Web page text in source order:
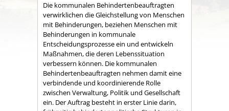
Die kommunalen Behindertenbeauftragten
verwirklichen die Gleichstellung von Menschen
mit Behinderungen, beziehen Menschen mit
Behinderungen in kommunale
Entscheidungsprozesse ein und entwickeln
Maßnahmen, die deren Lebenssituation
verbessern können. Die kommunalen
Behindertenbeauftragten nehmen damit eine
verbindende und koordinierende Rolle
zwischen Verwaltung, Politik und Gesellschaft
ein. Der Auftrag besteht in erster Linie darin,